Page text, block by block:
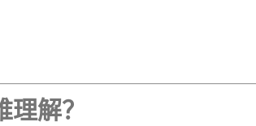
解？